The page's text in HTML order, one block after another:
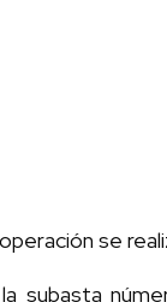
se
subasta